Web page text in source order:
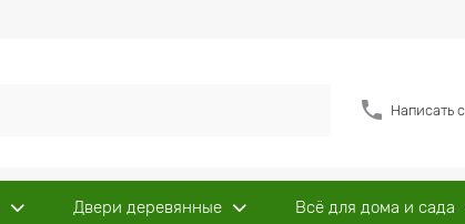
Написать
Двери деревянные Всё для дома и сада